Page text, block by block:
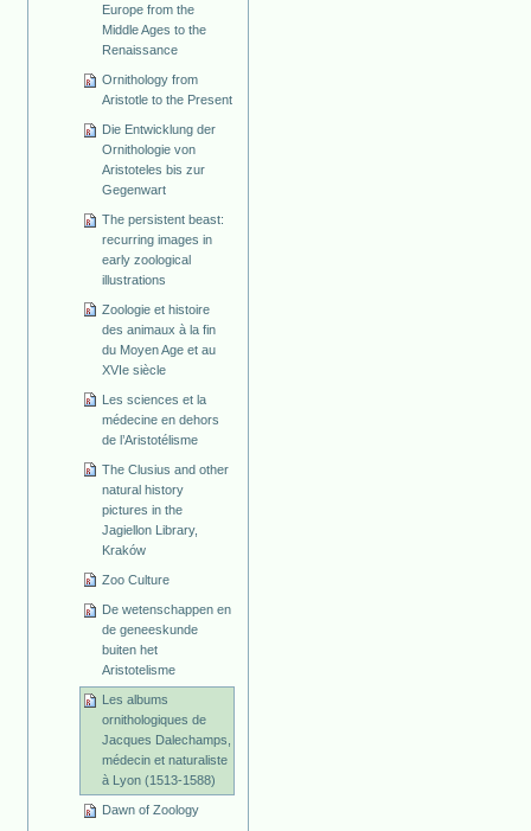
Europe from the
Middle Ages to the
Renaissance
Ornithology from
Aristotle to the Present
Die Entwicklung der
Ornithologie von
Aristoteles bis zur
Gegenwart
The persistent beast:
recurring images in
early zoological
illustrations
Zoologie et histoire
des animaux à la fin
du Moyen Age et au
XVIe siècle
Les sciences et la
médecine en dehors
de l’Aristotélisme
The Clusius and other
natural history
pictures in the
Jagiellon Library,
Kraków
Zoo Culture
De wetenschappen en
de geneeskunde
buiten het
Aristotelisme
Les albums
ornithologiques de
Jacques Dalechamps,
médecin et naturaliste
à Lyon (1513-1588)
Dawn of Zoology